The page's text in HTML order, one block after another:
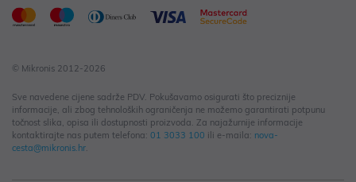
© Mikronis 2012-2026
Sve navedene cijene sadrže PDV. Pokušavamo osigurati što preciznije
informacije, ali zbog tehnoloških ograničenja ne možemo garantirati potpunu
točnost slika, opisa ili dostupnosti proizvoda. Za najažurnije informacije
kontaktirajte nas putem telefona: 01 3033 100 ili e-maila: nova-
cesta@mikronis.hr.